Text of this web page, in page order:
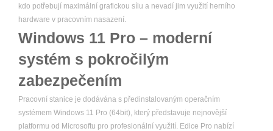
kdo potřebují maximální grafickou sílu a nevadí jim využití herního
hardware v pracovním nasazení.
Windows 11 Pro – moderní
systém s pokročilým
zabezpečením
Pracovní stanice je dodávána s předinstalovaným operačním
systémem Windows 11 Pro (64bit), který představuje nejnovější
platformu od Microsoftu pro profesionální využití. Edice Pro nabízí